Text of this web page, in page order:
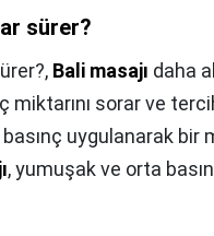
sürer?
Bali masajı daha
miktarını sorar ve
uygulanarak
, yumuşak ve orta